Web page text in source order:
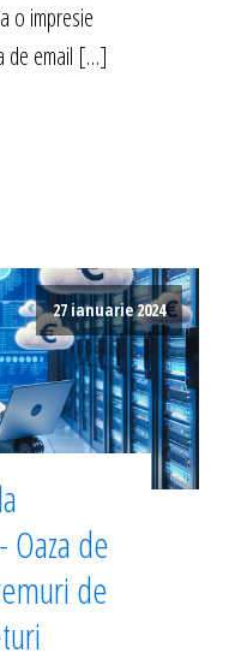
o impresie
de email […]
27 ianuarie 2024
de
de